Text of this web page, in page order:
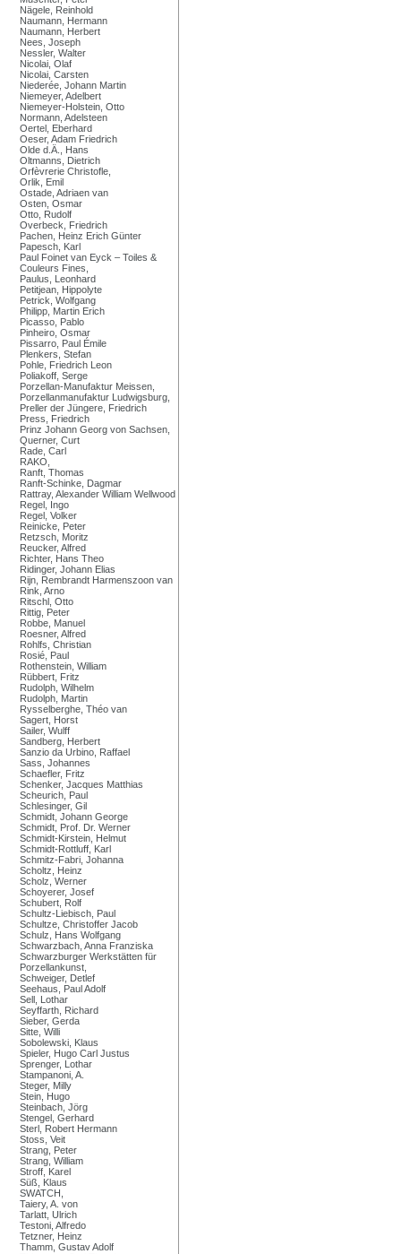
Nägele, Reinhold
Naumann, Hermann
Naumann, Herbert
Nees, Joseph
Nessler, Walter
Nicolai, Olaf
Nicolai, Carsten
Niederée, Johann Martin
Niemeyer, Adelbert
Niemeyer-Holstein, Otto
Normann, Adelsteen
Oertel, Eberhard
Oeser, Adam Friedrich
Olde d.Ä., Hans
Oltmanns, Dietrich
Orfèvrerie Christofle,
Orlik, Emil
Ostade, Adriaen van
Osten, Osmar
Otto, Rudolf
Overbeck, Friedrich
Pachen, Heinz Erich Günter
Papesch, Karl
Paul Foinet van Eyck – Toiles &
Couleurs Fines,
Paulus, Leonhard
Petitjean, Hippolyte
Petrick, Wolfgang
Philipp, Martin Erich
Picasso, Pablo
Pinheiro, Osmar
Pissarro, Paul Émile
Plenkers, Stefan
Pohle, Friedrich Leon
Poliakoff, Serge
Porzellan-Manufaktur Meissen,
Porzellanmanufaktur Ludwigsburg,
Preller der Jüngere, Friedrich
Press, Friedrich
Prinz Johann Georg von Sachsen,
Querner, Curt
Rade, Carl
RAKO,
Ranft, Thomas
Ranft-Schinke, Dagmar
Rattray, Alexander William Wellwood
Regel, Ingo
Regel, Volker
Reinicke, Peter
Retzsch, Moritz
Reucker, Alfred
Richter, Hans Theo
Ridinger, Johann Elias
Rijn, Rembrandt Harmenszoon van
Rink, Arno
Ritschl, Otto
Rittig, Peter
Robbe, Manuel
Roesner, Alfred
Rohlfs, Christian
Rosié, Paul
Rothenstein, William
Rübbert, Fritz
Rudolph, Wilhelm
Rudolph, Martin
Rysselberghe, Théo van
Sagert, Horst
Sailer, Wulff
Sandberg, Herbert
Sanzio da Urbino, Raffael
Sass, Johannes
Schaefler, Fritz
Schenker, Jacques Matthias
Scheurich, Paul
Schlesinger, Gil
Schmidt, Johann George
Schmidt, Prof. Dr. Werner
Schmidt-Kirstein, Helmut
Schmidt-Rottluff, Karl
Schmitz-Fabri, Johanna
Scholtz, Heinz
Scholz, Werner
Schoyerer, Josef
Schubert, Rolf
Schultz-Liebisch, Paul
Schultze, Christoffer Jacob
Schulz, Hans Wolfgang
Schwarzbach, Anna Franziska
Schwarzburger Werkstätten für
Porzellankunst,
Schweiger, Detlef
Seehaus, Paul Adolf
Sell, Lothar
Seyffarth, Richard
Sieber, Gerda
Sitte, Willi
Sobolewski, Klaus
Spieler, Hugo Carl Justus
Sprenger, Lothar
Stampanoni, A.
Steger, Milly
Stein, Hugo
Steinbach, Jörg
Stengel, Gerhard
Sterl, Robert Hermann
Stoss, Veit
Strang, Peter
Strang, William
Stroff, Karel
Süß, Klaus
SWATCH,
Taiery, A. von
Tarlatt, Ulrich
Testoni, Alfredo
Tetzner, Heinz
Thamm, Gustav Adolf